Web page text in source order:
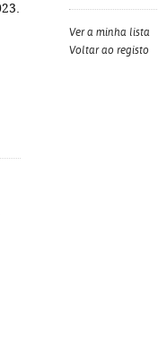
Ver a minha lista
Voltar ao registo